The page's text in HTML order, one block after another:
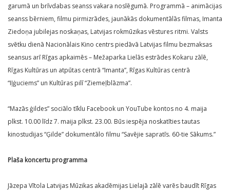
garumā un brīvdabas seanss vakara noslēgumā. Programmā – animācijas
seanss bērniem, filmu pirmizrādes, jaunākās dokumentālās filmas, Imanta
Ziedoņa jubilejas noskaņas, Latvijas rokmūzikas vēstures ritmi. Valsts
svētku dienā Nacionālais Kino centrs piedāvā Latvijas filmu bezmaksas
seansus arī Rīgas apkaimēs – Mežaparka Lielās estrādes Kokaru zālē,
Rīgas Kultūras un atpūtas centrā “Imanta”, Rīgas Kultūras centrā
“Iļģuciems” un Kultūras pilī “Ziemeļblāzma”.
“Mazās ģildes” sociālo tīklu Facebook un YouTube kontos no 4. maija
plkst. 10.00 līdz 7. maija plkst. 23.00. Būs iespēja noskatīties tautas
kinostudijas “Ģilde” dokumentālo filmu “Savējie sapratīs. 60-tie Sākums.”
Plaša koncertu programma
Jāzepa Vītola Latvijas Mūzikas akadēmijas Lielajā zālē varēs baudīt Rīgas